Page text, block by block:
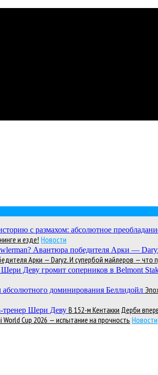
и езде! Новости
Арки — Daryz. И супербой майлеров — что
В 152-м Кентакки Дерби
World Cup 2026 — испытание на прочность Новости